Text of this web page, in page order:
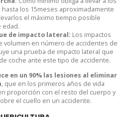
los 15meses aproximadamente
el máximo tiempo posible
edad.
de impacto lateral: Los impactos
volumen en número de accidentes de
una prueba de impacto lateral que
coche ante este tipo de accidente.
en un 90% las lesiones al eliminar
, que en los primeros años de vida
proporción con el resto del cuerpo y
el cuello en un accidente.